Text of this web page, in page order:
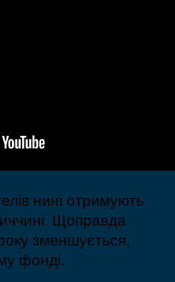
нині отримують
Щоправда
зменшується,
фонді.